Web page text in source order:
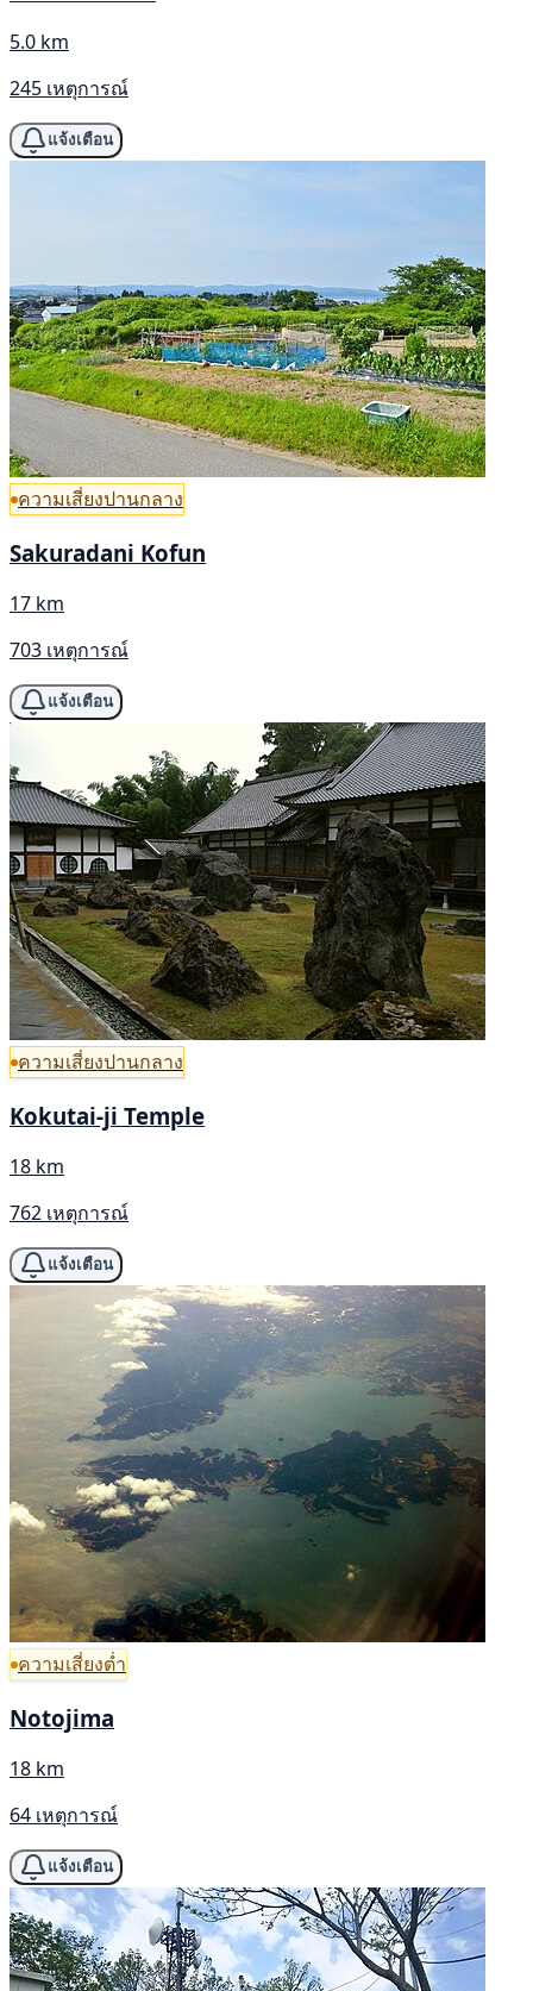
5.0 km
245 เหตุการณ์
แจ้งเตือน
ความเสี่ยงปานกลาง
Sakuradani Kofun
17 km
703 เหตุการณ์
แจ้งเตือน
ความเสี่ยงปานกลาง
Kokutai-ji Temple
18 km
762 เหตุการณ์
แจ้งเตือน
ความเสี่ยงต่ำ
Notojima
18 km
64 เหตุการณ์
แจ้งเตือน